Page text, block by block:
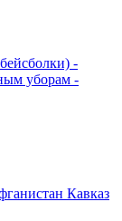
-
уборам -
Кавказ